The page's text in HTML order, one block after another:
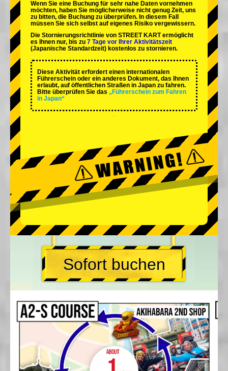
Wenn Sie eine Buchung für sehr nahe Daten vornehmen
möchten, haben Sie möglicherweise nicht genug Zeit, uns
zu bitten, die Buchung zu überprüfen. In diesem Fall
müssen Sie sich selbst auf eigenes Risiko vergewissern.
Die Stornierungsrichtlinie von STREET KART ermöglicht
es Ihnen nur, bis zu 7 Tage vor Ihrer Aktivitätszeit
(Japanische Standardzeit) kostenlos zu stornieren.
Diese Aktivität erfordert einen internationalen
Führerschein oder ein anderes Dokument, das Ihnen
erlaubt, auf öffentlichen Straßen in Japan zu fahren.
Bitte überprüfen Sie das „Führerschein zum Fahren
in Japan“
Sofort buchen